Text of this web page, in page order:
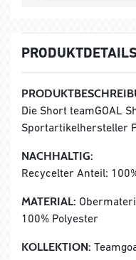
Die Short teamGOAL
Sportartikelhersteller
NACHHALTIG:
Recycelter Anteil:
MATERIAL:
100% Polyester
KOLLEKTION: